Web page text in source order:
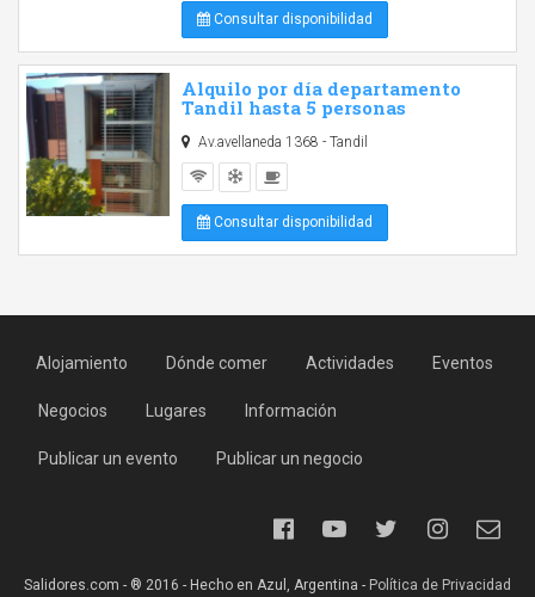
Consultar disponibilidad
Alquilo por día departamento
Tandil hasta 5 personas
Av.avellaneda 1368 - Tandil
Consultar disponibilidad
Alojamiento Dónde comer Actividades Eventos
Negocios Lugares Información
Publicar un evento Publicar un negocio
Salidores.com - ® 2016 - Hecho en Azul, Argentina - Política de Privacidad